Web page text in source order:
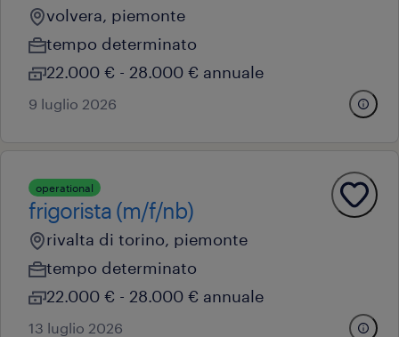
volvera, piemonte
tempo determinato
22.000 € - 28.000 € annuale
9 luglio 2026
operational
frigorista (m/f/nb)
rivalta di torino, piemonte
tempo determinato
22.000 € - 28.000 € annuale
13 luglio 2026